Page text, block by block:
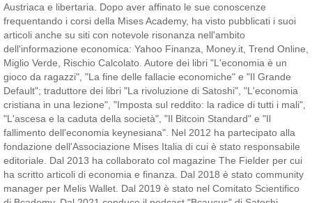
Austriaca e libertaria. Dopo aver affinato le sue conoscenze
frequentando i corsi della Mises Academy, ha visto pubblicati i suoi
articoli anche su siti con notevole risonanza nell'ambito
dell'informazione economica: Yahoo Finanza, Money.it, Trend Online,
Miglio Verde, Rischio Calcolato. Autore dei libri "L'economia è un
gioco da ragazzi", "La fine delle fallacie economiche" e "Il Grande
Default"; traduttore dei libri "La rivoluzione di Satoshi", "L'economia
cristiana in una lezione", "Imposta sul reddito: la radice di tutti i mali",
"L'ascesa e la caduta della società", "Il Bitcoin Standard" e "Il
fallimento dell'economia keynesiana". Nel 2012 ha partecipato alla
fondazione dell'Associazione Mises Italia di cui è stato responsabile
editoriale. Dal 2013 ha collaborato col magazine The Fielder per cui
ha scritto articoli di economia e finanza. Dal 2018 è stato community
manager per Melis Wallet. Dal 2019 è stato nel Comitato Scientifico